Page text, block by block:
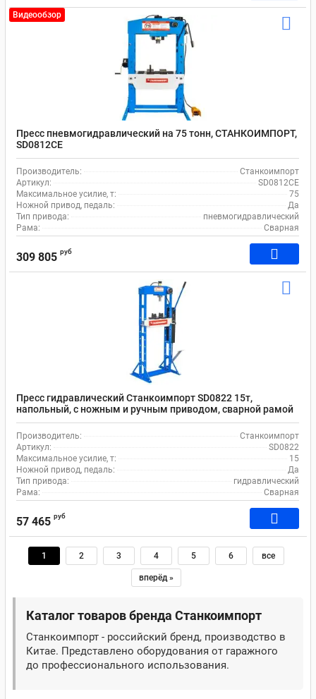
Видеообзор
Пресс пневмогидравлический на 75 тонн, СТАНКОИМПОРТ,
SD0812CE
Производитель:
Станкоимпорт
Артикул:
SD0812CE
Максимальное усилие, т:
75
Ножной привод, педаль:
Да
Тип привода:
пневмогидравлический
Рама:
Сварная
309 805 руб
Пресс гидравлический Станкоимпорт SD0822 15т,
напольный, с ножным и ручным приводом, сварной рамой
Производитель:
Станкоимпорт
Артикул:
SD0822
Максимальное усилие, т:
15
Ножной привод, педаль:
Да
Тип привода:
гидравлический
Рама:
Сварная
57 465 руб
1 2 3 4 5 6 все
вперёд »
Каталог товаров бренда Станкоимпорт
Станкоимпорт - российский бренд, производство в
Китае. Представлено оборудования от гаражного
до профессионального использования.